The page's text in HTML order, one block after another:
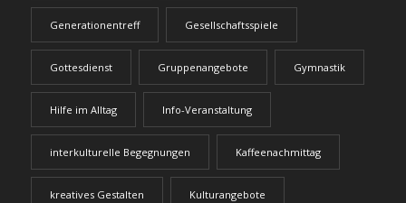
Generationentreff Gesellschaftsspiele
Gottesdienst Gruppenangebote Gymnastik
Hilfe im Alltag Info-Veranstaltung
interkulturelle Begegnungen Kaffeenachmittag
kreatives Gestalten Kulturangebote